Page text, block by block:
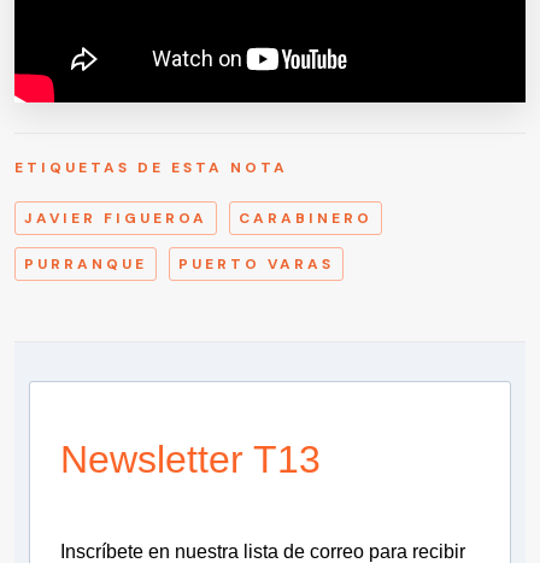
ETIQUETAS DE ESTA NOTA
JAVIER FIGUEROA CARABINERO
PURRANQUE PUERTO VARAS
Newsletter T13
Inscríbete en nuestra lista de correo para recibir